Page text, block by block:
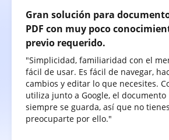
Gran solución para
PDF con muy poco
previo requerido.
"Simplicidad, familiaridad con el
fácil de usar. Es fácil de navegar,
cambios y editar lo que necesites.
utiliza junto a Google, el documento
siempre se guarda, así que no
preocuparte por ello."